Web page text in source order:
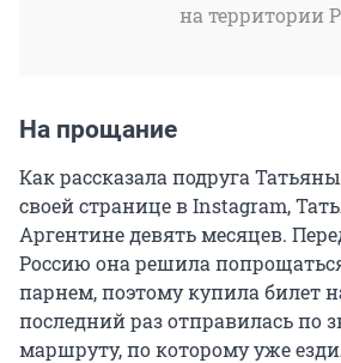
на территории
На прощание
Как рассказала подруга
своей странице в Instagram,
Аргентине девять месяцев.
Россию она решила
парнем, поэтому купила билет
последний раз отправилась по
маршруту, по которому уже